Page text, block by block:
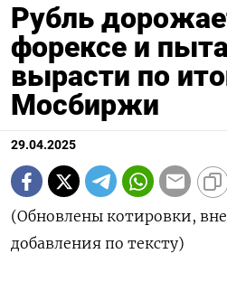
Рубль
форексе и
вырасти по
Мосбиржи
29.04.2025
(Обновлены котировки,
добавления по тексту)